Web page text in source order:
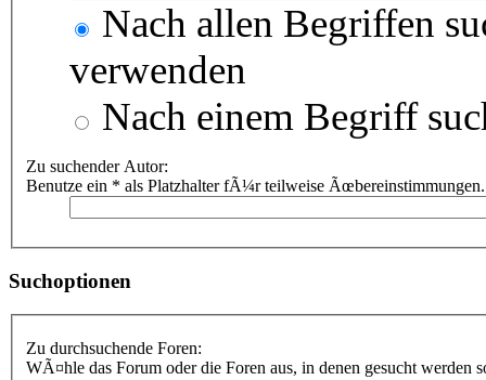
Nach allen Begriffen
verwenden
Nach einem Begriff
Zu suchender Autor:
Benutze ein * als Platzhalter fÃ¼r teilweise Ãœbereinstimmungen.
Suchoptionen
Zu durchsuchende Foren:
WÃ¤hle das Forum oder die Foren aus, in denen gesucht